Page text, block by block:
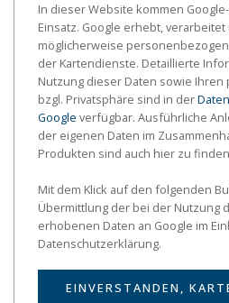
In dieser Website kommen
Einsatz. Google erhebt,
möglicherweise
der Kartendienste. Detaillierte
Nutzung dieser Daten sowie
bzgl. Privatsphäre sind in der
Google verfügbar. Ausführliche
der eigenen Daten im
Produkten sind auch hier zu
Mit dem Klick auf den folgenden
Übermittlung der bei der Nutzung
erhobenen Daten an Google im
Datenschutzerklärung.
EINVERSTANDEN,